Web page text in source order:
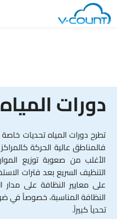
دورات المياه
تطرح دورات المياه تحديات
فالمناطق عالية الحركة
الأغلب من صعوبة توزيع
التنظيف السريع بعد فترات
على معايير النظافة على
النظافة المناسبة، خصوصاً في
تحدياً كبيراً.